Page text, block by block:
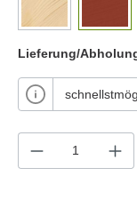
Lieferung/